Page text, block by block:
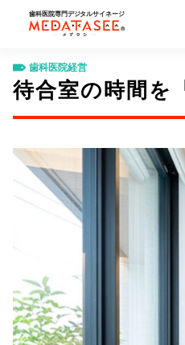
歯科医院専門デジタルサイネージ
歯科経営コラム 歯科医院経営
歯科医院経営
待合室の時間を